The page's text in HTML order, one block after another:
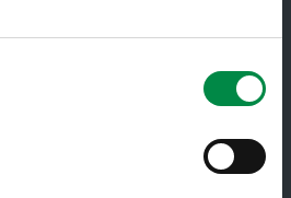
di Identità
Regionale dei